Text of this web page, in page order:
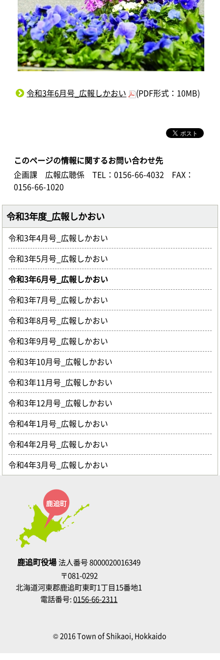
令和3年6月号_広報しかおい (PDF形式：10MB)
このページの情報に関するお問い合わせ先
企画課 広報広聴係
TEL：0156-66-4032
FAX：
0156-66-1020
令和3年度_広報しかおい
令和3年4月号_広報しかおい
令和3年5月号_広報しかおい
令和3年6月号_広報しかおい
令和3年7月号_広報しかおい
令和3年8月号_広報しかおい
令和3年9月号_広報しかおい
令和3年10月号_広報しかおい
令和3年11月号_広報しかおい
令和3年12月号_広報しかおい
令和4年1月号_広報しかおい
令和4年2月号_広報しかおい
令和4年3月号_広報しかおい
鹿追町役場法人番号 8000020016349
〒081-0292
北海道河東郡鹿追町東町1丁目15番地1
電話番号:0156-66-2311
© 2016 Town of Shikaoi, Hokkaido